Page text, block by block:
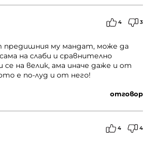
4 3
предишния му мандат, може да
на слаби и сравнително
на велик, ама иначе даже и от
е по-луд и от него!
отговор
4 4